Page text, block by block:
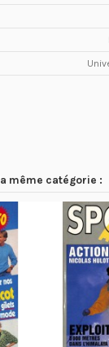
même catégorie :